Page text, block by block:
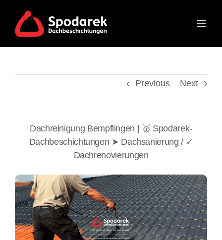
content
Previous Next
Dachreinigung Bempflingen | 🥇 Spodarek-
Dachbeschichtungen ➤ Dachsanierung / ✓
Dachrenovierungen